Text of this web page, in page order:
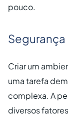
pouco.
Segurança
Criar um
uma tarefa
complexa. A
diversos